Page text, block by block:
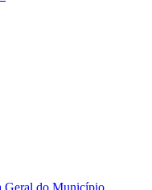
Geral do Município